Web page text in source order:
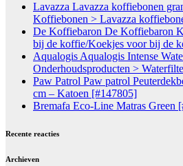
Lavazza Lavazza koffiebonen
Koffiebonen > Lavazza
De Koffiebaron De Koffiebaron
bij de koffie/Koekjes voor bij de
Aqualogis Aqualogis Intense
Onderhoudsproducten >
Paw Patrol Paw patrol
cm – Katoen [#147805]
Bremafa Eco-Line Matras Green
Recente reacties
Archieven